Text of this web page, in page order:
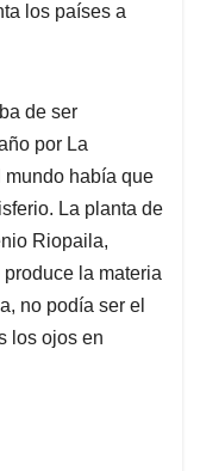
los países a
de ser
por La
mundo había que
La planta de
Riopaila,
la materia
no podía ser el
los ojos en